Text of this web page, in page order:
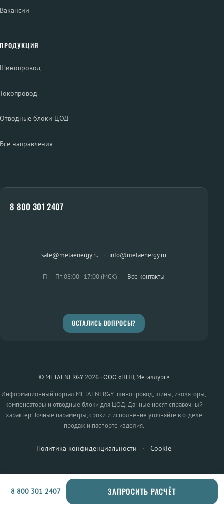
Вакансии
ПРОДУКЦИЯ
Шинопровод
Токопровод
Отводные блоки ЦОД
Все направления
8 800 301 2407
sale@metaenergy.ru · info@metaenergy.ru
Пн–Пт 08:00–17:00 (МСК) · Все контакты
ОСТАЛИСЬ ВОПРОСЫ?
© METAENERGY 2026 · ООО «НПЦ Металлург»
Информационный портал METAENERGY: шинопровод, шины, изоляторы,
компенсаторы и отводные блоки для ЦОД. Данные носят справочный
характер. Точные параметры, сроки и исполнение уточняйте в отделе
продаж и паспорте изделия.
Политика конфиденциальности · Cookie
8 800 301 2407 ЗАПРОСИТЬ РАСЧЁТ